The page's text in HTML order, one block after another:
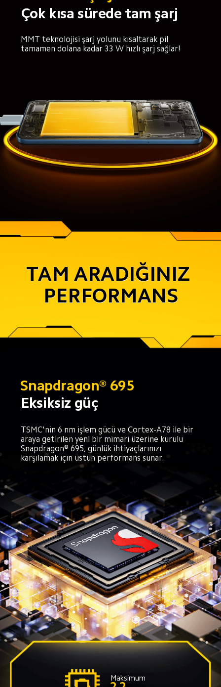
Çok kısa sürede tam şarj
MMT teknolojisi şarj yolunu kısaltarak pil
tamamen dolana kadar 33 W hızlı şarj sağlar!
TAM ARADIĞINIZ
PERFORMANS
Snapdragon® 695
Eksiksiz güç
TSMC'nin 6 nm işlem gücü ve Cortex-A78 ile bir
araya getirilen yeni bir mimari üzerine kurulu
Snapdragon® 695, günlük ihtiyaçlarınızı
karşılamak için üstün performans sunar.
Maksimum